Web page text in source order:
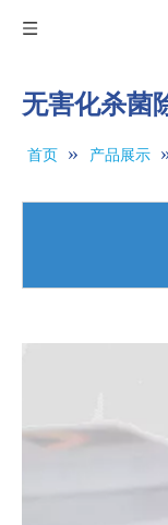
无害化杀菌
首页 » 产品展示